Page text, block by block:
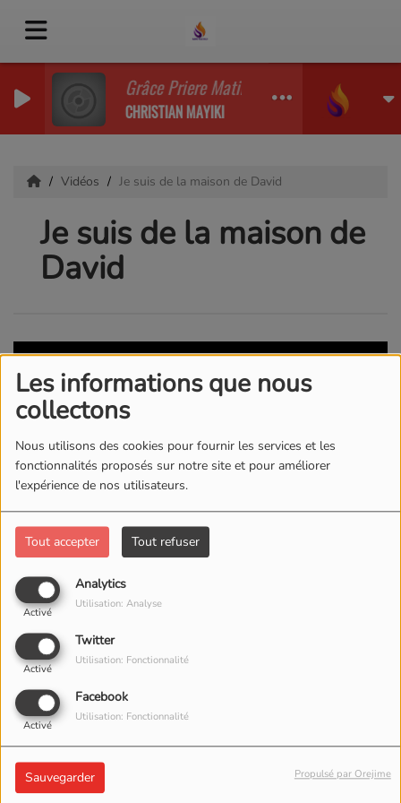
Les informations que nous
collectons
Nous utilisons des cookies pour fournir les services et les
fonctionnalités proposés sur notre site et pour améliorer
l'expérience de nos utilisateurs.
Tout accepter Tout refuser
Analytics
Activé
Utilisation: Analyse
Twitter
Activé
Utilisation: Fonctionnalité
Facebook
Activé
Utilisation: Fonctionnalité
Sauvegarder Propulsé par Orejime
Grâce Priere Matinale Grace
CHRISTIAN MAYIKI
Vidéos Je suis de la maison de David
Je suis de la maison de
David
18 MAI 2026